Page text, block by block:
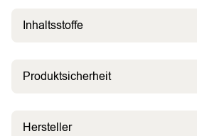
Inhaltsstoffe
Produktsicherheit
Hersteller